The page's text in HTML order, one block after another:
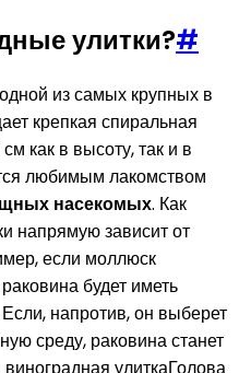
улитки?#
из самых крупных в
крепкая спиральная
как в высоту, так и в
любимым лакомством
насекомых. Как
напрямую зависит от
если моллюск
будет иметь
напротив, он выберет
среду, раковина станет